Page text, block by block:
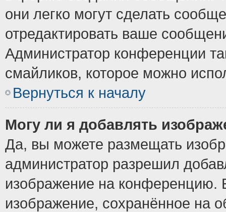
они легко могут сделать
отредактировать ваше
Администратор конференции
смайликов, которое можно
Вернуться к началу
Могу ли я добавлять
Да, вы можете размещать
администратор разрешил
изображение на конференцию.
изображение, сохранённое на